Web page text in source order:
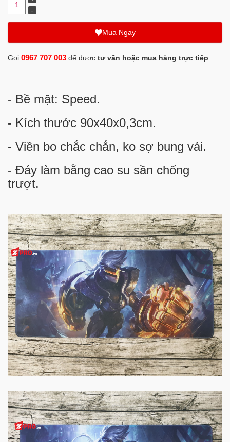
Mua Ngay
Gọi 0967 707 003 để được tư vấn hoặc mua hàng trực tiếp
- Bề mặt: Speed.
- Kích thước 90x40x0,3cm.
- Viền bo chắc chắn, ko sợ bung vải.
- Đáy làm bằng cao su sần chống
trượt.